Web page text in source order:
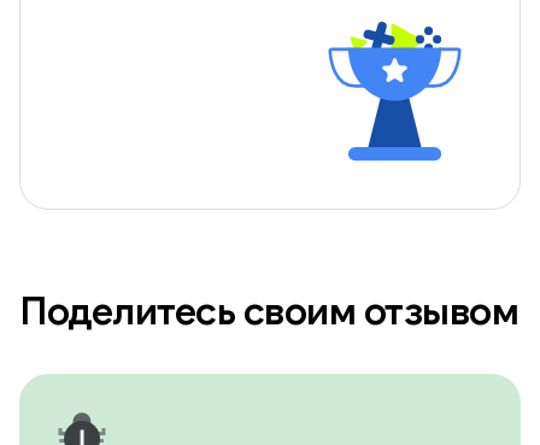
Поделитесь своим отзывом